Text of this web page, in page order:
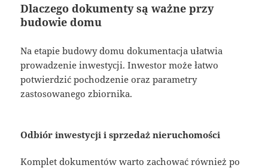
Dlaczego dokumenty są ważne przy
budowie domu
Na etapie budowy domu dokumentacja ułatwia
prowadzenie inwestycji. Inwestor może łatwo
potwierdzić pochodzenie oraz parametry
zastosowanego zbiornika.
Odbiór inwestycji i sprzedaż nieruchomości
Komplet dokumentów warto zachować również po